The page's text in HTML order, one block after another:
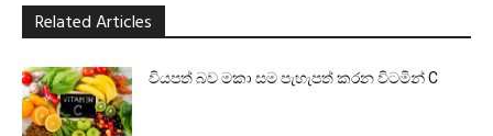
Related Articles
වියපත් බව මකා සම පැහැපත් කරන විටමින් C